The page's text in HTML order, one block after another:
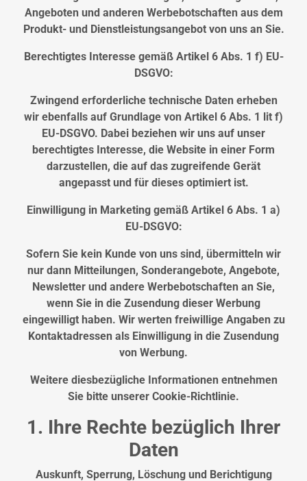
Angeboten und anderen Werbebotschaften aus dem
Produkt- und Dienstleistungsangebot von uns an Sie.
Berechtigtes Interesse gemäß Artikel 6 Abs. 1 f) EU-
DSGVO:
Zwingend erforderliche technische Daten erheben
wir ebenfalls auf Grundlage von Artikel 6 Abs. 1 lit f)
EU-DSGVO. Dabei beziehen wir uns auf unser
berechtigtes Interesse, die Website in einer Form
darzustellen, die auf das zugreifende Gerät
angepasst und für dieses optimiert ist.
Einwilligung in Marketing gemäß Artikel 6 Abs. 1 a)
EU-DSGVO:
Sofern Sie kein Kunde von uns sind, übermitteln wir
nur dann Mitteilungen, Sonderangebote, Angebote,
Newsletter und andere Werbebotschaften an Sie,
wenn Sie in die Zusendung dieser Werbung
eingewilligt haben. Wir werten freiwillige Angaben zu
Kontaktadressen als Einwilligung in die Zusendung
von Werbung.
Weitere diesbezügliche Informationen entnehmen
Sie bitte unserer Cookie-Richtlinie.
1. Ihre Rechte bezüglich Ihrer
Daten
Auskunft, Sperrung, Löschung und Berichtigung